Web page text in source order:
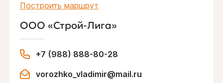
Построить маршрут
ООО «Строй-Лига»
+7 (988) 888-80-28
vorozhko_vladimir@mail.ru